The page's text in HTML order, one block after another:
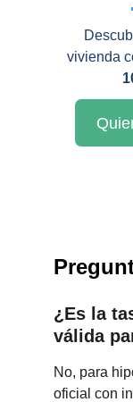
vivienda
¿Es la
válida
No, para
oficial con